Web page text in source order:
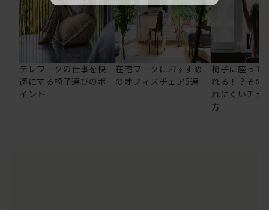
テレワークの仕事を快
適にする椅子選びのポ
イント
在宅ワークにおすすめ
のオフィスチェア5選
椅子に座って
れる！？その
れにくいチェ
方